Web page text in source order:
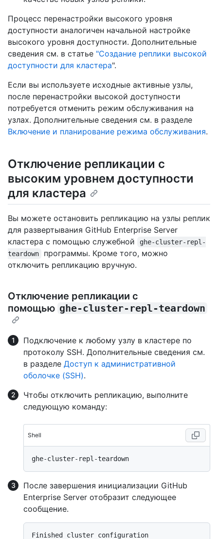
Процесс перенастройки высокого уровня
доступности аналогичен начальной настройке
высокого уровня доступности. Дополнительные
сведения см. в статье "Создание реплики высокой
доступности для кластера".
Если вы используете исходные активные узлы,
после перенастройки высокой доступности
потребуется отменить режим обслуживания на
узлах. Дополнительные сведения см. в разделе
Включение и планирование режима обслуживания.
Отключение репликации с
высоким уровнем доступности
для кластера
Вы можете остановить репликацию на узлы реплик
для развертывания GitHub Enterprise Server
кластера с помощью служебной
ghe-cluster-repl-
teardown
программы. Кроме того, можно
отключить репликацию вручную.
Отключение репликации с
помощью ghe-cluster-repl-teardown
Подключение к любому узлу в кластере по
протоколу SSH. Дополнительные сведения см.
в разделе Доступ к административной
оболочке (SSH).
Чтобы отключить репликацию, выполните
следующую команду:
Shell
После завершения инициализации GitHub
Enterprise Server отобразит следующее
сообщение.